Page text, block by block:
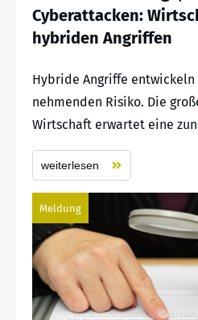
Cyberattacken:
hybriden Angriffen
Hybride Angriffe entwickeln
nehmenden Risiko. Die
Wirtschaft erwartet eine
weiterlesen
Meldung